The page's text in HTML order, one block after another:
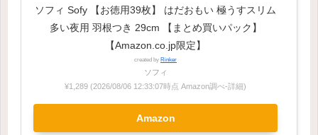
ソフィ Sofy 【お徳用39枚】 はだおもい 極うすスリム
多い夜用 羽根つき 29cm 【まとめ買いパック】
【Amazon.co.jp限定】
created by Rinker
ソフィ
¥1,289 (2026/08/06 12:33:07時点 Amazon調べ-詳細)
Amazon